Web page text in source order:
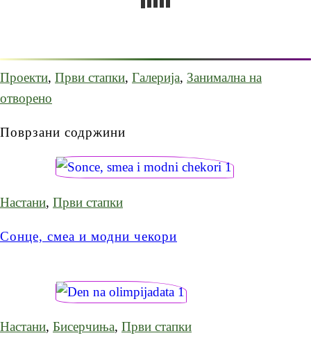
Проекти, Први стапки, Галерија, Занимална на
отворено
Поврзани содржини
Настани, Први стапки
Сонце, смеа и модни чекори
Настани, Бисерчиња, Први стапки